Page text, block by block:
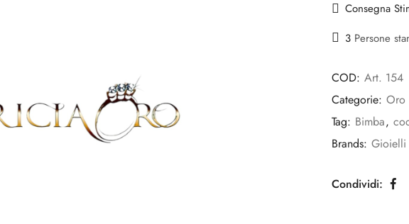
Consegna
3 Persone
COD: Art. 154
Categorie: Oro
Tag: Bimba,
Brands: Gioielli
Condividi: